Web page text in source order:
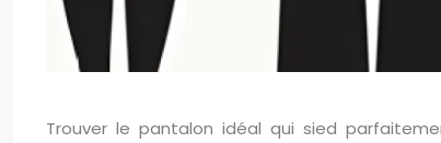
Trouver le pantalon idéal qui sied